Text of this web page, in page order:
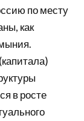
по месту
как
в росте